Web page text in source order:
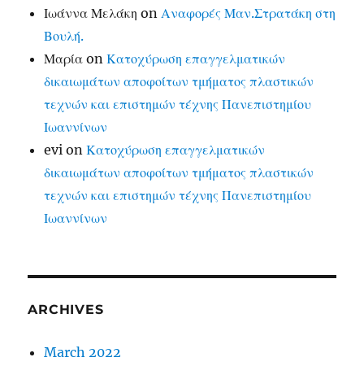
Ιωάννα Μελάκη onΑναφορές Μαν.Στρατάκη στη
Βουλή.
Μαρία onΚατοχύρωση επαγγελματικών
δικαιωμάτων αποφοίτων τμήματος πλαστικών
τεχνών και επιστημών τέχνης Πανεπιστημίου
Ιωαννίνων
evi onΚατοχύρωση επαγγελματικών
δικαιωμάτων αποφοίτων τμήματος πλαστικών
τεχνών και επιστημών τέχνης Πανεπιστημίου
Ιωαννίνων
ARCHIVES
March 2022